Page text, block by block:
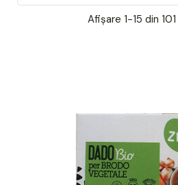
Afișare 1-15 din 101